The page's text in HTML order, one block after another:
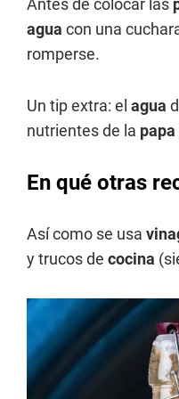
agua con una
romperse.
Un tip extra: el agua
nutrientes de la papa
En qué otras
Así como se usa
y trucos de cocina